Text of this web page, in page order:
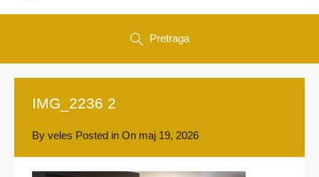
Pretraga
IMG_2236 2
By veles Posted in On maj 19, 2026